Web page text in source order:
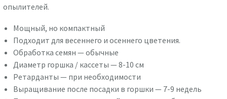
опылителей.
Мощный, но компактный
Подходит для весеннего и осеннего цветения.
Обработка семян — обычные
Диаметр горшка / кассеты — 8-10 см
Ретарданты — при необходимости
Выращивание после посадки в горшки — 7-9 недель